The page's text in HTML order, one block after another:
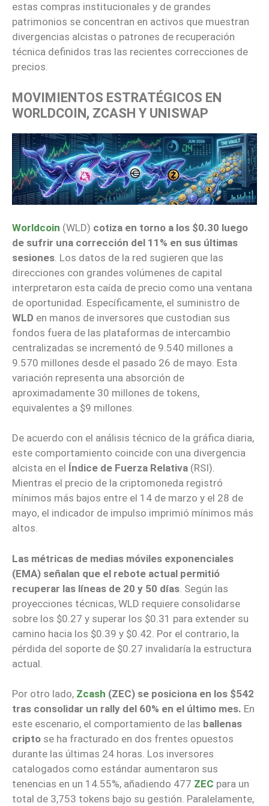
estas compras institucionales y de grandes
patrimonios se concentran en activos que muestran
divergencias alcistas o patrones de recuperación
técnica definidos tras las recientes correcciones de
precios.
MOVIMIENTOS ESTRATÉGICOS EN
WORLDCOIN, ZCASH Y UNISWAP
Worldcoin (WLD) cotiza en torno a los $0.30 luego
de sufrir una corrección del 11% en sus últimas
sesiones . Los datos de la red sugieren que las
direcciones con grandes volúmenes de capital
interpretaron esta caída de precio como una ventana
de oportunidad. Específicamente, el suministro de
WLD en manos de inversores que custodian sus
fondos fuera de las plataformas de intercambio
centralizadas se incrementó de 9.540 millones a
9.570 millones desde el pasado 26 de mayo. Esta
variación representa una absorción de
aproximadamente 30 millones de tokens,
equivalentes a $9 millones.
De acuerdo con el análisis técnico de la gráfica diaria,
este comportamiento coincide con una divergencia
alcista en el Índice de Fuerza Relativa (RSI).
Mientras el precio de la criptomoneda registró
mínimos más bajos entre el 14 de marzo y el 28 de
mayo, el indicador de impulso imprimió mínimos más
altos.
Las métricas de medias móviles exponenciales
(EMA) señalan que el rebote actual permitió
recuperar las líneas de 20 y 50 días . Según las
proyecciones técnicas, WLD requiere consolidarse
sobre los $0.27 y superar los $0.31 para extender su
camino hacia los $0.39 y $0.42. Por el contrario, la
pérdida del soporte de $0.27 invalidaría la estructura
actual.
Por otro lado, Zcash (ZEC) se posiciona en los $542
tras consolidar un rally del 60% en el último mes. En
este escenario, el comportamiento de las ballenas
cripto se ha fracturado en dos frentes opuestos
durante las últimas 24 horas. Los inversores
catalogados como estándar aumentaron sus
tenencias en un 14.55%, añadiendo 477 ZEC para un
total de 3,753 tokens bajo su gestión. Paralelamente,